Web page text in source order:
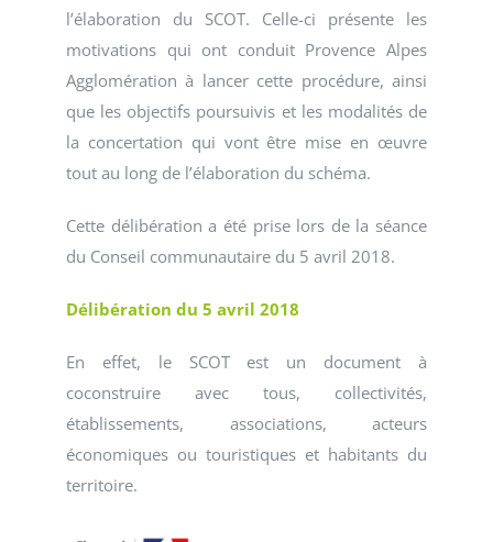
l’élaboration du SCOT. Celle-ci présente les
motivations qui ont conduit Provence Alpes
Agglomération à lancer cette procédure, ainsi
que les objectifs poursuivis et les modalités de
la concertation qui vont être mise en œuvre
tout au long de l’élaboration du schéma.
Cette délibération a été prise lors de la séance
du Conseil communautaire du 5 avril 2018.
Délibération du 5 avril 2018
En effet, le SCOT est un document à
coconstruire avec tous, collectivités,
établissements, associations, acteurs
économiques ou touristiques et habitants du
territoire.